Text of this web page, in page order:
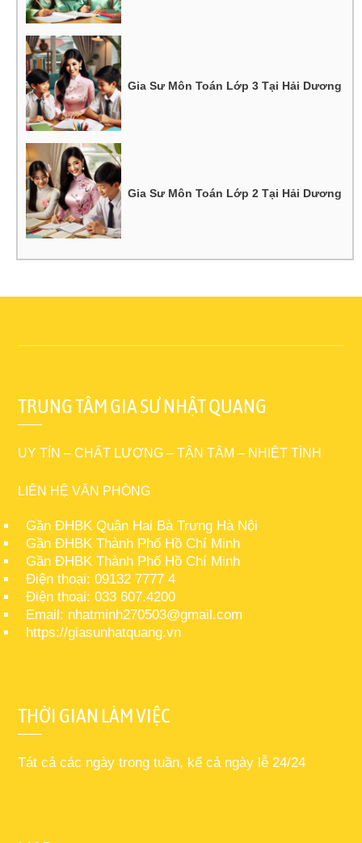
Gia Sư Môn Toán Lớp 3 Tại Hải Dương
Gia Sư Môn Toán Lớp 2 Tại Hải Dương
TRUNG TÂM GIA SƯ NHẬT QUANG
UY TÍN – CHẤT LƯỢNG – TẬN TÂM – NHIỆT TÌNH
LIÊN HỆ VĂN PHÒNG
Gần ĐHBK Quận Hai Bà Trưng Hà Nội
Gần ĐHBK Thành Phố Hồ Chí Minh
Gần ĐHBK Thành Phố Hồ Chí Minh
Điện thoại: 09132 7777 4
Điện thoại: 033 607.4200
Email: nhatminh270503@gmail.com
https://giasunhatquang.vn
THỜI GIAN LÀM VIỆC
Tát cả các ngày trong tuần, kể cả ngày lễ 24/24